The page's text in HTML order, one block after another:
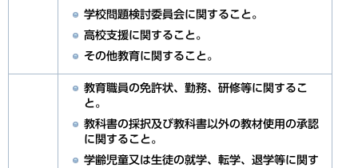
学校問題検討委員会に関すること。
高校支援に関すること。
その他教育に関すること。
教育職員の免許状、勤務、研修等に関するこ
と。
教科書の採択及び教科書以外の教材使用の承認
に関すること。
学齢児童又は生徒の就学、転学、退学等に関す